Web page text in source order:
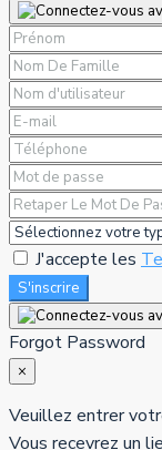
J'accepte les
S'inscrire
Forgot Password
×
Veuillez entrer
Vous recevrez un